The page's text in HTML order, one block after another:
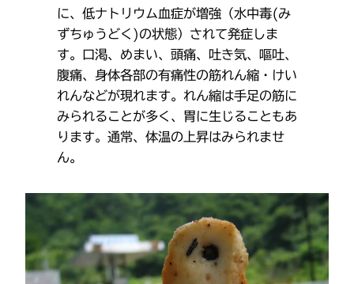
に、低ナトリウム血症が増強（水中毒(み
ずちゅうどく)の状態）されて発症しま
す。口渇、めまい、頭痛、吐き気、嘔吐、
腹痛、身体各部の有痛性の筋れん縮・けい
れんなどが現れます。れん縮は手足の筋に
みられることが多く、胃に生じることもあ
ります。通常、体温の上昇はみられませ
ん。